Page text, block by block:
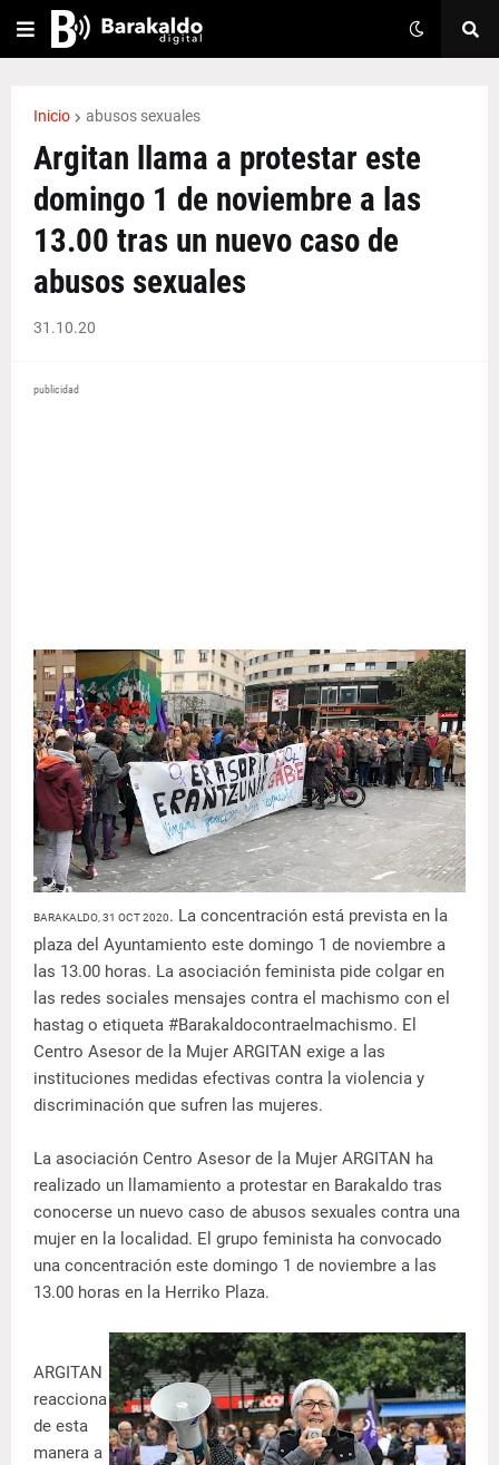
Inicio abusos sexuales
Argitan llama a protestar este
domingo 1 de noviembre a las
13.00 tras un nuevo caso de
abusos sexuales
31.10.20
publicidad
BARAKALDO, 31 OCT 2020. La concentración está prevista en la
plaza del Ayuntamiento este domingo 1 de noviembre a
las 13.00 horas. La asociación feminista pide colgar en
las redes sociales mensajes contra el machismo con el
hastag o etiqueta #Barakaldocontraelmachismo. El
Centro Asesor de la Mujer ARGITAN exige a las
instituciones medidas efectivas contra la violencia y
discriminación que sufren las mujeres.
La asociación Centro Asesor de la Mujer ARGITAN ha
realizado un llamamiento a protestar en Barakaldo tras
conocerse un nuevo caso de abusos sexuales contra una
mujer en la localidad. El grupo feminista ha convocado
una concentración este domingo 1 de noviembre a las
13.00 horas en la Herriko Plaza.
ARGITAN
reacciona
de esta
manera a